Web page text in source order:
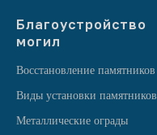
Благоустройство
могил
Восстановление памятников
Виды установки памятников
Металлические ограды